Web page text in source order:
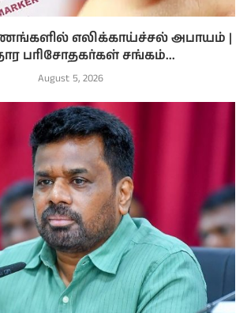
எலிக்காய்ச்சல் அபாயம் |
பரிசோதகர்கள் சங்கம்...
August 5, 2026